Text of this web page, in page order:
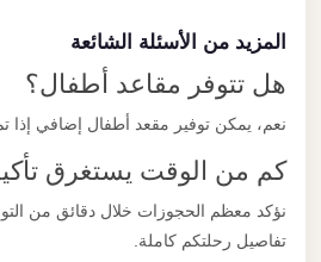
المزيد من الأسئلة الشائعة
هل تتوفر مقاعد أطفال؟
نعم، يمكن توفير مقعد أطفال إضافي إذا تم
كم من الوقت يستغرق تأكيد
نؤكد معظم الحجوزات خلال دقائق من
تفاصيل رحلتكم كاملة.